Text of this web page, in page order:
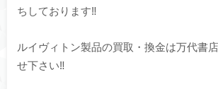
ちしております‼
ルイヴィトン製品の買取・換金は万代書
せ下さい‼